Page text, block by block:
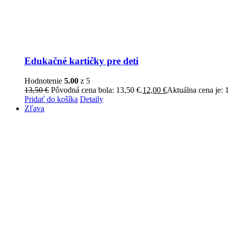
Edukačné kartičky pre deti
Hodnotenie 5.00 z 5
13,50€ Pôvodná cena bola: 13,50 €.12,00 €Aktuálna cena je:
Pridať do košíka Detaily
Zľava